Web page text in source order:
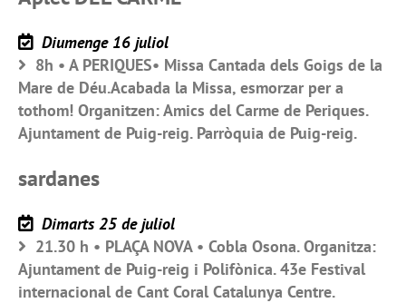
Diumenge 16 juliol
8h • A PERIQUES• Missa Cantada dels Goigs de la
Mare de Déu.Acabada la Missa, esmorzar per a
tothom! Organitzen: Amics del Carme de Periques.
Ajuntament de Puig-reig. Parròquia de Puig-reig.
sardanes
Dimarts 25 de juliol
21.30 h • PLAÇA NOVA • Cobla Osona. Organitza:
Ajuntament de Puig-reig i Polifònica. 43e Festival
internacional de Cant Coral Catalunya Centre.